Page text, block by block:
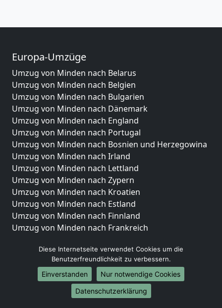
Europa-Umzüge
Umzug von Minden nach Belarus
Umzug von Minden nach Belgien
Umzug von Minden nach Bulgarien
Umzug von Minden nach Dänemark
Umzug von Minden nach England
Umzug von Minden nach Portugal
Umzug von Minden nach Bosnien und Herzegowina
Umzug von Minden nach Irland
Umzug von Minden nach Lettland
Umzug von Minden nach Zypern
Umzug von Minden nach Kroatien
Umzug von Minden nach Estland
Umzug von Minden nach Finnland
Umzug von Minden nach Frankreich
Umzug von Minden nach Italien
Umzug von Minden nach Liechtenstein
Umzug von Minden nach Luxemburg
Umzug von Minden nach Niederlande
Umzug von Minden nach Norwegen
Diese Internetseite verwendet Cookies um die
Benutzerfreundlichkeit zu verbessern.
Einverstanden
Nur notwendige Cookies
Datenschutzerklärung